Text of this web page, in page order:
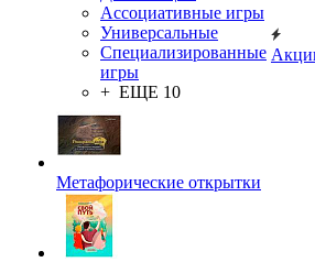
Ассоциативные игры
Универсальные
Специализированные
игры
+ ЕЩЕ 10
Метафорические открытки